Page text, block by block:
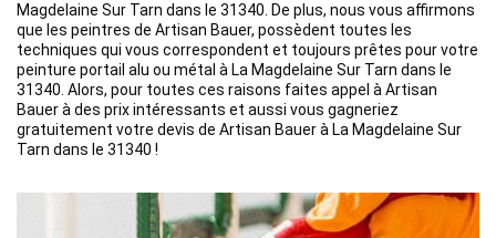
Magdelaine Sur Tarn dans le 31340. De plus, nous vous affirmons
que les peintres de Artisan Bauer, possèdent toutes les
techniques qui vous correspondent et toujours prêtes pour votre
peinture portail alu ou métal à La Magdelaine Sur Tarn dans le
31340. Alors, pour toutes ces raisons faites appel à Artisan
Bauer à des prix intéressants et aussi vous gagneriez
gratuitement votre devis de Artisan Bauer à La Magdelaine Sur
Tarn dans le 31340 !